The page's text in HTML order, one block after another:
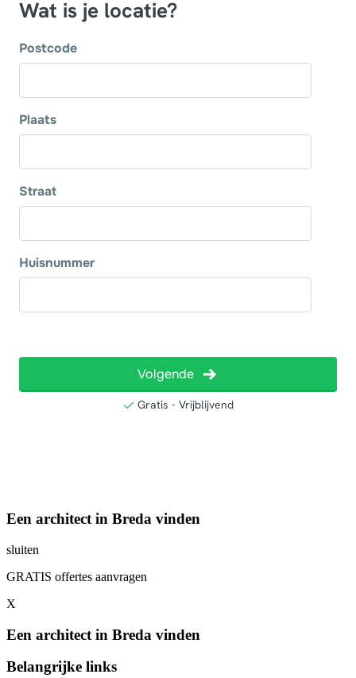
Een architect in Breda vinden
sluiten
GRATIS offertes aanvragen
X
Een architect in Breda vinden
Belangrijke links